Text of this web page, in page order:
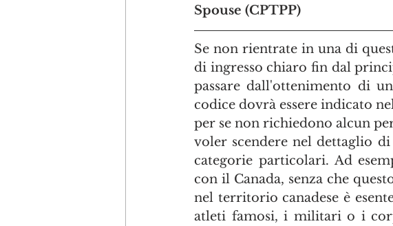
Spouse (CPTPP)
Se non rientrate in una di
di ingresso chiaro fin dal
passare dall'ottenimento di
codice dovrà essere indicato
per se non richiedono alcun
voler scendere nel dettaglio
categorie particolari. Ad
con il Canada, senza che
nel territorio canadese è
atleti famosi, i militari o i